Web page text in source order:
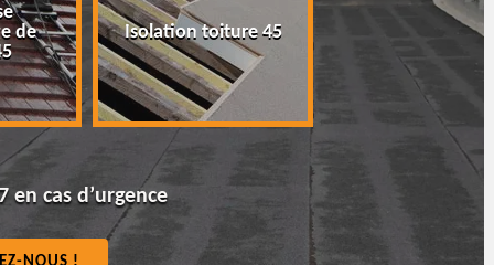
de
Isolation toiture 45
Peinture tuile
cas d’urgence
NOUS !